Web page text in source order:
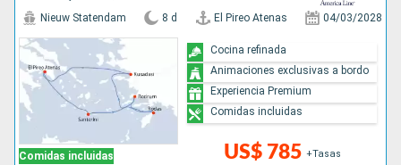
Comidas incluidas
Nieuw Statendam 8 d El Pireo Atenas 04/03/2028
US$ 785 +Tasas
Cocina refinada
Animaciones exclusivas a bordo
Experiencia Premium
Comidas incluidas